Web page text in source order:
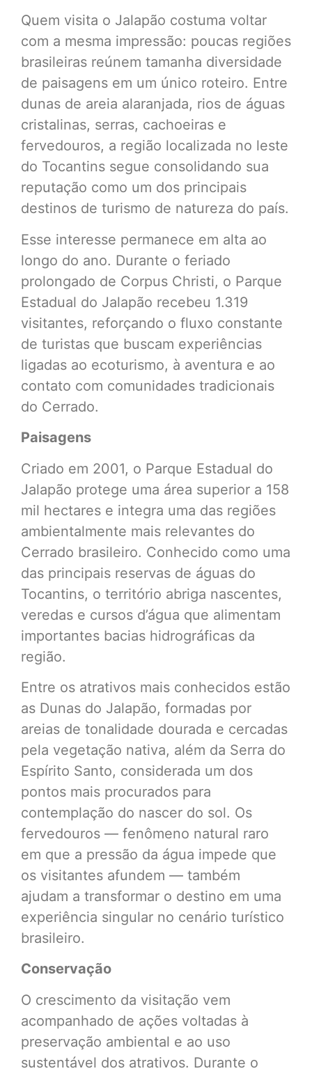
Quem visita o Jalapão costuma voltar
com a mesma impressão: poucas regiões
brasileiras reúnem tamanha diversidade
de paisagens em um único roteiro. Entre
dunas de areia alaranjada, rios de águas
cristalinas, serras, cachoeiras e
fervedouros, a região localizada no leste
do Tocantins segue consolidando sua
reputação como um dos principais
destinos de turismo de natureza do país.
Esse interesse permanece em alta ao
longo do ano. Durante o feriado
prolongado de Corpus Christi, o Parque
Estadual do Jalapão recebeu 1.319
visitantes, reforçando o fluxo constante
de turistas que buscam experiências
ligadas ao ecoturismo, à aventura e ao
contato com comunidades tradicionais
do Cerrado.
Paisagens
Criado em 2001, o Parque Estadual do
Jalapão protege uma área superior a 158
mil hectares e integra uma das regiões
ambientalmente mais relevantes do
Cerrado brasileiro. Conhecido como uma
das principais reservas de águas do
Tocantins, o território abriga nascentes,
veredas e cursos d’água que alimentam
importantes bacias hidrográficas da
região.
Entre os atrativos mais conhecidos estão
as Dunas do Jalapão, formadas por
areias de tonalidade dourada e cercadas
pela vegetação nativa, além da Serra do
Espírito Santo, considerada um dos
pontos mais procurados para
contemplação do nascer do sol. Os
fervedouros — fenômeno natural raro
em que a pressão da água impede que
os visitantes afundem — também
ajudam a transformar o destino em uma
experiência singular no cenário turístico
brasileiro.
Conservação
O crescimento da visitação vem
acompanhado de ações voltadas à
preservação ambiental e ao uso
sustentável dos atrativos. Durante o